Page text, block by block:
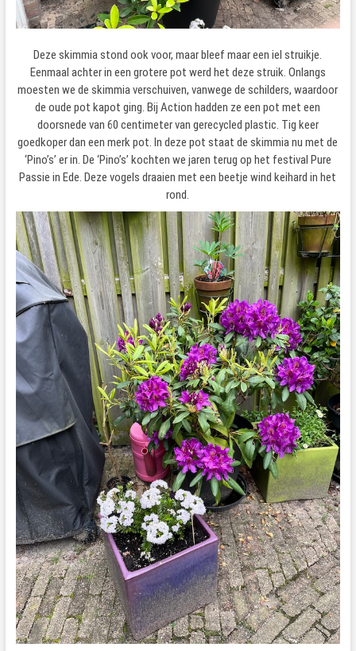
Deze skimmia stond ook voor, maar bleef maar een iel struikje.
Eenmaal achter in een grotere pot werd het deze struik. Onlangs
moesten we de skimmia verschuiven, vanwege de schilders, waardoor
de oude pot kapot ging. Bij Action hadden ze een pot met een
doorsnede van 60 centimeter van gerecycled plastic. Tig keer
goedkoper dan een merk pot. In deze pot staat de skimmia nu met de
‘Pino’s’ er in. De ‘Pino’s’ kochten we jaren terug op het festival Pure
Passie in Ede. Deze vogels draaien met een beetje wind keihard in het
rond.